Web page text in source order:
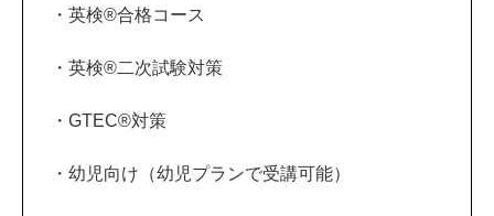
・英検®合格コース
・英検®二次試験対策
・GTEC®対策
・幼児向け（幼児プランで受講可能）